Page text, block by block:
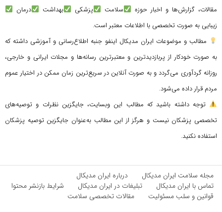
مقالات، گزارش‌ها و اخبار حوزه
سلامت پزشکی بهداشت
درمان
زیبایی به صورت تخصصی با اطلاعات معتبر است.
مطالب و موضوعات ایران مدیکال اینفو جنبه اطلاع‌رسانی و آموزشی داشته که
به صورت خودکار از پربازدیدترین و معتبرترین رسانه‌ها و مجلات ایرانی و خارجی،
روزانه گردآوری می‌گردد و به صورت آنلاین در سریع‌ترین زمان ممکن در اختیار عموم
مردم قرار داده می‌شود.
توجه داشته باشید که مطالب این وبسایت، جایگزین نظرات و توصیه‌های
تخصصی پزشکان نیست و هرگز از این مطالب به‌عنوان جایگزین توصیه پزشکان
استفاده نکنید.
مجله سلامت ایران مدیکال
درباره ایران مدیکال
تماس با ایران مدیکال
تبلیغات در ایران مدیکال
شرایط بازنشر محتوا
قوانین و سلب مسئولیت
مقالات تخصصی سلامت